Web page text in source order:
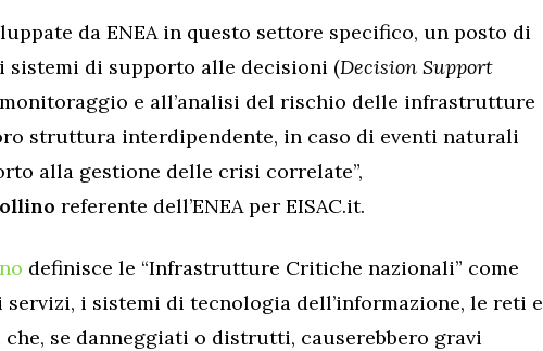
da ENEA in questo settore specifico, un posto di
sistemi di supporto alle decisioni (Decision Support
e all’analisi del rischio delle infrastrutture
struttura interdipendente, in caso di eventi naturali
alla gestione delle crisi correlate”,
referente dell’ENEA per EISAC.it.
definisce le “Infrastrutture Critiche nazionali” come
i sistemi di tecnologia dell’informazione, le reti e
se danneggiati o distrutti, causerebbero gravi